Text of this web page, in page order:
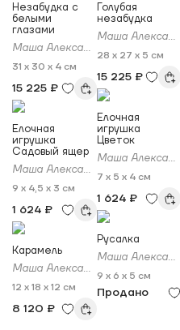
Незабудка с
белыми
глазами
Маша Александрова
31 x 30 x 4 см
15 225 ₽
Елочная
игрушка
Садовый ящер
Маша Александрова
9 x 4,5 x 3 см
1 624 ₽
Карамель
Маша Александрова
12 x 18 x 12 см
8 120 ₽
Голубая
незабудка
Маша Александрова
28 x 27 x 5 см
15 225 ₽
Елочная
игрушка
Цветок
Маша Александрова
7 x 5 x 4 см
1 624 ₽
Русалка
Маша Александрова
9 x 6 x 5 см
Продано